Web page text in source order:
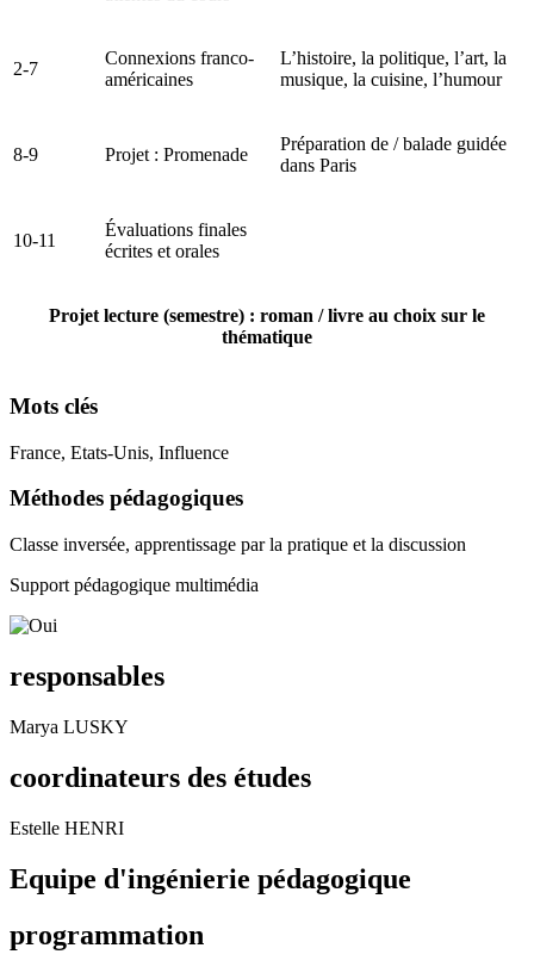
2-7
Connexions franco-
américaines
L’histoire, la politique, l’art, la
musique, la cuisine, l’humour
8-9 Projet : Promenade
Préparation de / balade guidée
dans Paris
10-11
Évaluations finales
écrites et orales
Projet lecture (semestre) : roman / livre au choix sur le
thématique
Mots clés
France, Etats-Unis, Influence
Méthodes pédagogiques
Classe inversée, apprentissage par la pratique et la discussion
Support pédagogique multimédia
responsables
Marya LUSKY
coordinateurs des études
Estelle HENRI
Equipe d'ingénierie pédagogique
programmation